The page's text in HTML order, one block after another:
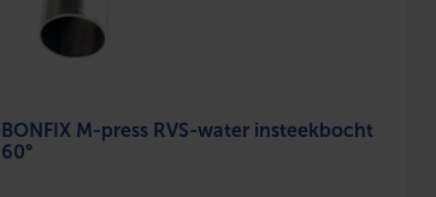
BONFIX M-press RVS-water insteekbocht
60°